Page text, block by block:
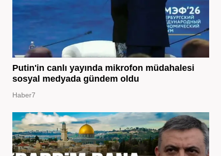
Putin'in canlı yayında mikrofon müdahalesi
sosyal medyada gündem oldu
Haber7